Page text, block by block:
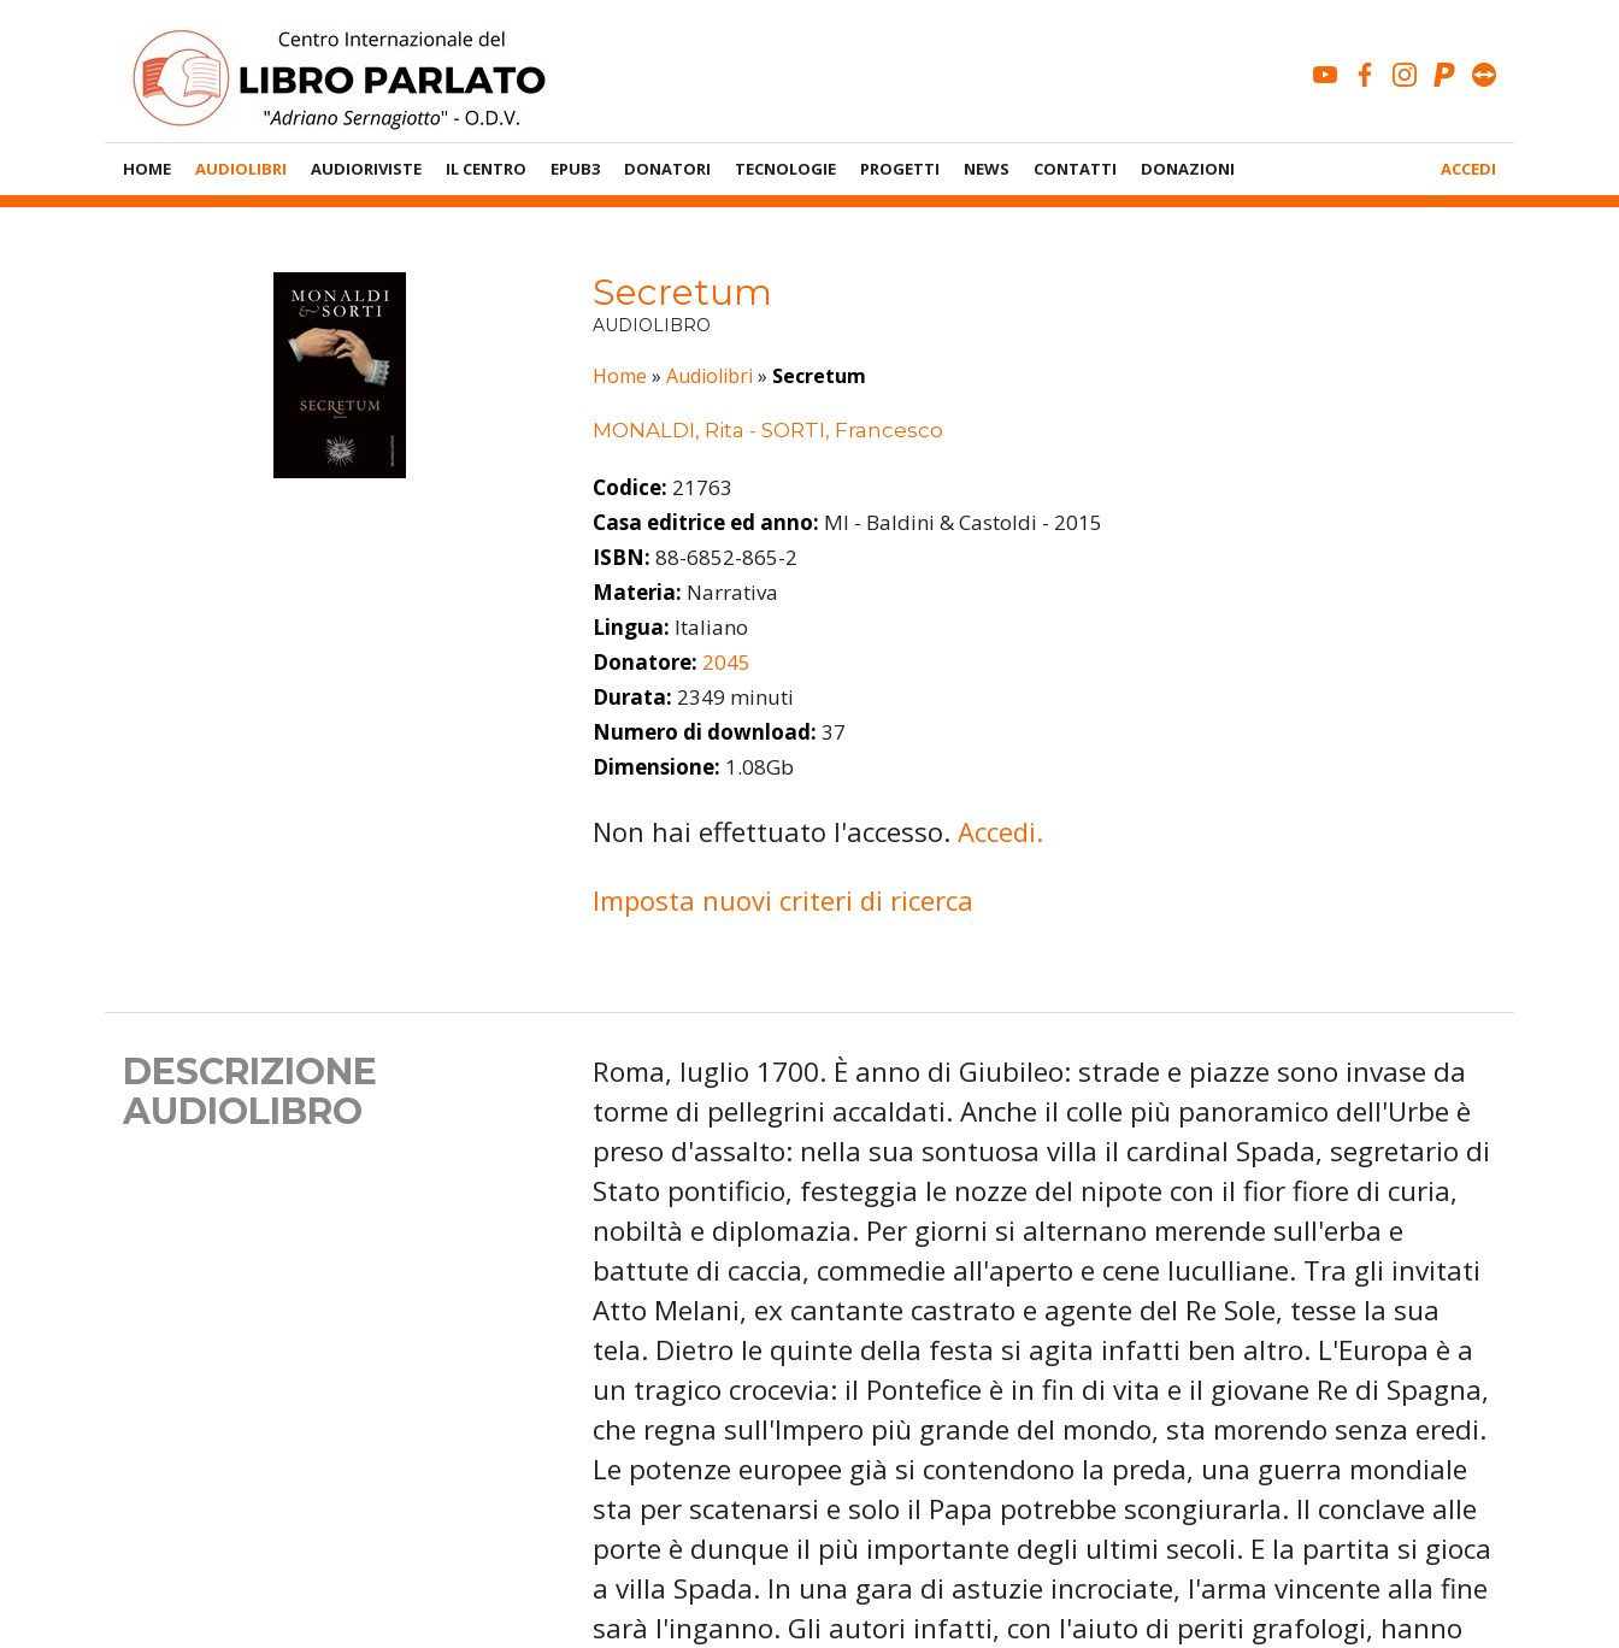
youtubefacebook
instagram
paypal
Menù
Principale
HOME AUDIOLIBRI AUDIORIVISTE IL CENTRO EPUB3 DONATORI TECNOLOGIE PROGETTI NEWS CONTATTI DONAZIONI
Account
ACCEDI
Secretum
AUDIOLIBRO
Home » Audiolibri » Secretum
MONALDI, Rita - SORTI, Francesco
Codice: 21763
Casa editrice ed anno: MI - Baldini & Castoldi - 2015
ISBN: 88-6852-865-2
Materia: Narrativa
Lingua: Italiano
Donatore: 2045
Durata: 2349 minuti
Numero di download: 37
Dimensione: 1.08Gb
Non hai effettuato l'accesso. Accedi.
Imposta nuovi criteri di ricerca
DESCRIZIONE
AUDIOLIBRO
Roma, luglio 1700. È anno di Giubileo: strade e piazze sono invase da
torme di pellegrini accaldati. Anche il colle più panoramico dell'Urbe è
preso d'assalto: nella sua sontuosa villa il cardinal Spada, segretario di
Stato pontificio, festeggia le nozze del nipote con il fior fiore di curia,
nobiltà e diplomazia. Per giorni si alternano merende sull'erba e
battute di caccia, commedie all'aperto e cene luculliane. Tra gli invitati
Atto Melani, ex cantante castrato e agente del Re Sole, tesse la sua
tela. Dietro le quinte della festa si agita infatti ben altro. L'Europa è a
un tragico crocevia: il Pontefice è in fin di vita e il giovane Re di Spagna,
che regna sull'Impero più grande del mondo, sta morendo senza eredi.
Le potenze europee già si contendono la preda, una guerra mondiale
sta per scatenarsi e solo il Papa potrebbe scongiurarla. Il conclave alle
porte è dunque il più importante degli ultimi secoli. E la partita si gioca
a villa Spada. In una gara di astuzie incrociate, l'arma vincente alla fine
sarà l'inganno. Gli autori infatti, con l'aiuto di periti grafologi, hanno